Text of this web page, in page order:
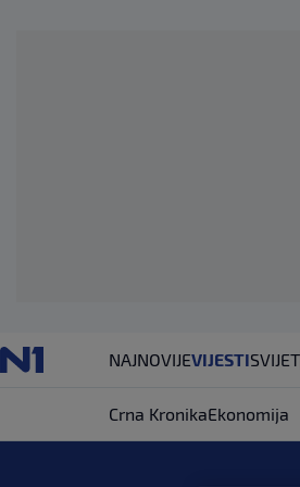
NAJNOVIJEVIJESTISVIJET
Crna KronikaEkonomija